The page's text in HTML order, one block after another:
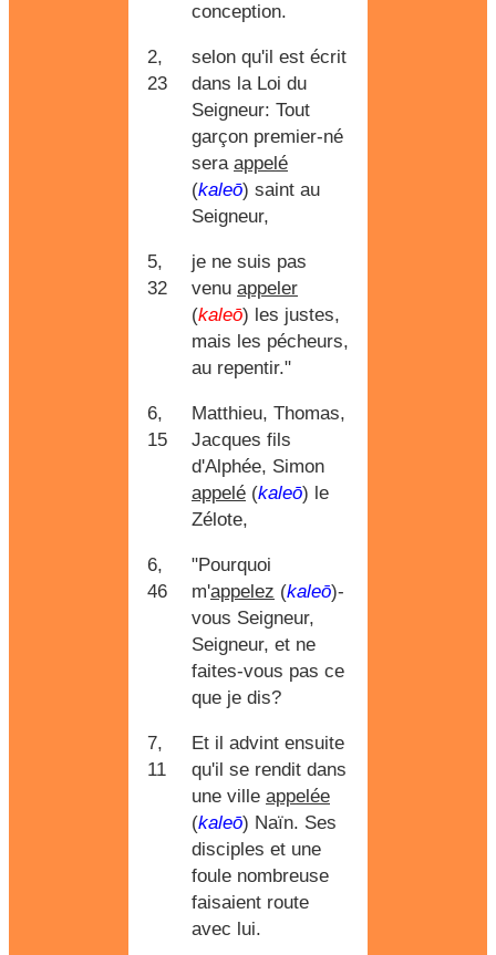
conception.
2,
23
selon qu'il est écrit
dans la Loi du
Seigneur: Tout
garçon premier-né
sera appelé
(kaleō) saint au
Seigneur,
5,
32
je ne suis pas
venu appeler
(kaleō) les justes,
mais les pécheurs,
au repentir."
6,
15
Matthieu, Thomas,
Jacques fils
d'Alphée, Simon
appelé (kaleō) le
Zélote,
6,
46
"Pourquoi
m'appelez (kaleō)-
vous Seigneur,
Seigneur, et ne
faites-vous pas ce
que je dis?
7,
11
Et il advint ensuite
qu'il se rendit dans
une ville appelée
(kaleō) Naïn. Ses
disciples et une
foule nombreuse
faisaient route
avec lui.